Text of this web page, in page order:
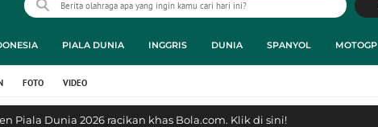
PIALA DUNIA INGGRIS DUNIA SPANYOL MOTOGP
FOTO VIDEO
Piala Dunia 2026 racikan khas Bola.com. Klik di sini!